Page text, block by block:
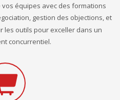
équipes avec des formations
gestion des objections, et
les outils pour exceller dans un
concurrentiel.